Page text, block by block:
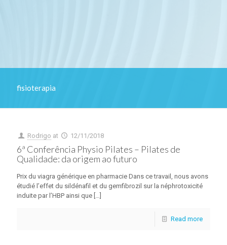
fisioterapia
Rodrigo at 12/11/2018
6ª Conferência Physio Pilates – Pilates de
Qualidade: da origem ao futuro
Prix du viagra générique en pharmacie Dans ce travail, nous avons
étudié l’effet du sildénafil et du gemfibrozil sur la néphrotoxicité
induite par l’HBP ainsi que […]
Read more